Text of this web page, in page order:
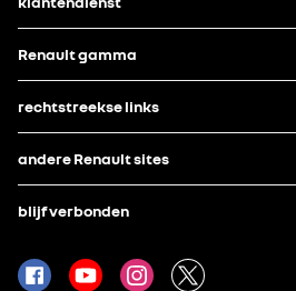
Renault gamma
rechtstreekse links
andere Renault sites
blijf verbonden